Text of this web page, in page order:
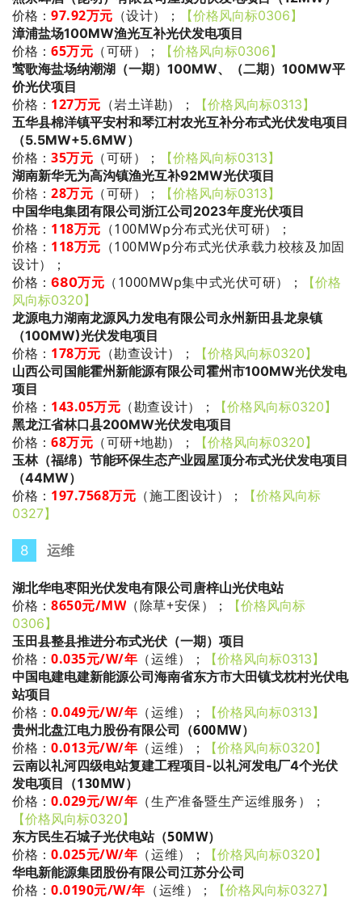
价格： 97.92万元 （设计） ；
【价格风向标0306】
漳浦盐场100MW渔光互补光伏发电项目
价格： 65万元 （可研） ；
【价格风向标0306】
莺歌海盐场纳潮湖（一期）100MW、（二期）100MW平
价光伏项目
价格： 127万元 （岩土详勘） ；
【价格风向标0313】
五华县棉洋镇平安村和琴江村农光互补分布式光伏发电项目
（5.5MW+5.6MW）
价格： 35万元 （可研） ；
【价格风向标0313】
湖南新华无为高沟镇渔光互补92MW光伏项目
价格： 28万元 （可研） ；
【价格风向标0313】
中国华电集团有限公司浙江公司2023年度光伏项目
价格： 118万元 （100MWp分布式光伏可研） ；
价格： 118万元 （100MWp分布式光伏承载力校核及加固
设计）
；
价格： 680万元 （1000MWp集中式光伏可研） ；
【价格
风向标0320】
龙源电力湖南龙源风力发电有限公司永州新田县龙泉镇
（100MW)光伏发电项目
价格： 178万元 （勘查设计） ；
【价格风向标0320】
山西公司国能霍州新能源有限公司霍州市100MW光伏发电
项目
价格： 143.05万元 （勘查设计） ；
【价格风向标0320】
黑龙江省林口县200MW光伏发电项目
价格： 68万元 （可研+地勘） ；
【价格风向标0320】
玉林（福绵）节能环保生态产业园屋顶分布式光伏发电项目
（44MW）
价格： 197.7568万元 （施工图设计） ；
【价格风向标
0327】
8 运维
湖北华电枣阳光伏发电有限公司唐梓山光伏电站
价格： 8650元/MW （除草+安保） ；
【价格风向标
0306】
玉田县整县推进分布式光伏（一期）项目
价格： 0.035元/W/年 （运维） ；
【价格风向标0313】
中国电建电建新能源公司海南省东方市大田镇戈枕村光伏电
站项目
价格： 0.049元/W/年 （运维） ；
【价格风向标0313】
贵州北盘江电力股份有限公司（600MW）
价格： 0.013元/W/年 （运维） ；
【价格风向标0320】
云南以礼河四级电站复建工程项目-以礼河发电厂4个光伏
发电项目（130MW）
价格： 0.029元/W/年 （生产准备暨生产运维服务） ；
【价格风向标0320】
东方民生石城子光伏电站（50MW）
价格： 0.025元/W/年 （运维） ；
【价格风向标0320】
华电新能源集团股份有限公司江苏分公司
价格： 0.0190元/W/年 （运维） ； 【价格风向标0327】